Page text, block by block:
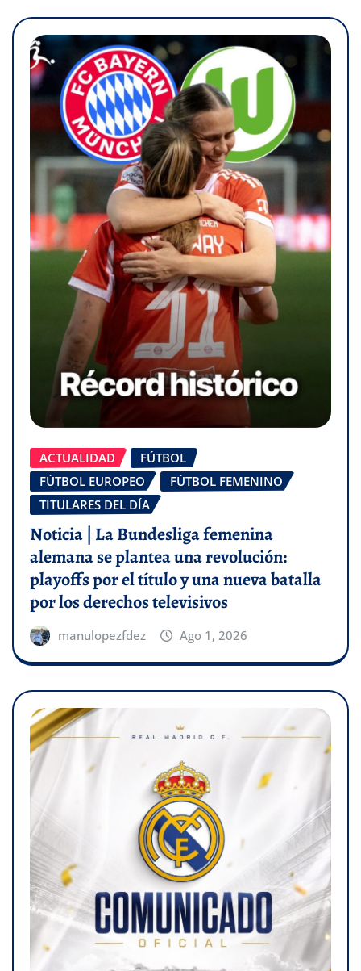
ACTUALIDAD
FÚTBOL
FÚTBOL EUROPEO
FÚTBOL FEMENINO
TITULARES DEL DÍA
Noticia | La Bundesliga femenina
alemana se plantea una revolución:
playoffs por el título y una nueva batalla
por los derechos televisivos
manulopezfdez Ago 1, 2026